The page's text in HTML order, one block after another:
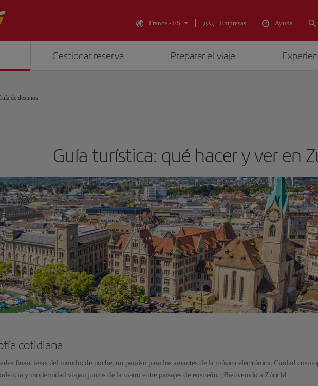
France - ES Empresas Ayuda
Gestionar reserva Preparar el viaje
de destinos
Guía turística: qué hacer y ver en
cotidiana
financieras del mundo; de noche, un paraíso para los amantes de la música electrónica. Ciudad
y modernidad viajan juntos de la mano entre paisajes de ensueño. ¡Bienvenido a Zúrich!